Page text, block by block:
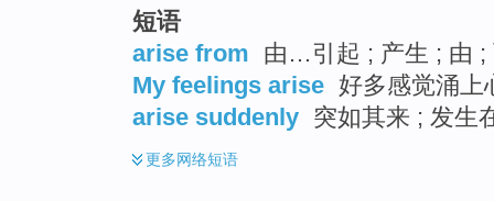
短语
arise from 由…引起 ; 产生 ; 由 ;
My feelings arise 好多感觉涌上
arise suddenly 突如其来 ; 发生
更多网络短语